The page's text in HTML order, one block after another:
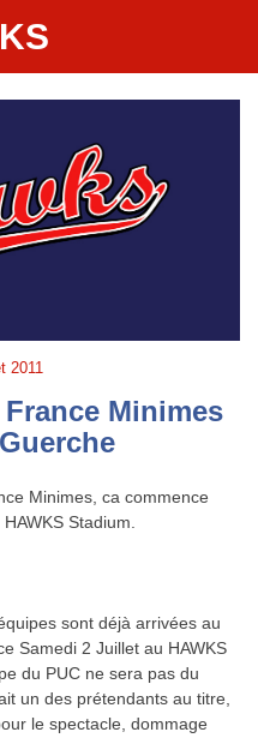
2011
Minimes
Minimes, ca commence
Stadium.
sont déjà arrivées au
Samedi 2 Juillet au HAWKS
du PUC ne sera pas du
un des prétendants au titre,
le spectacle, dommage